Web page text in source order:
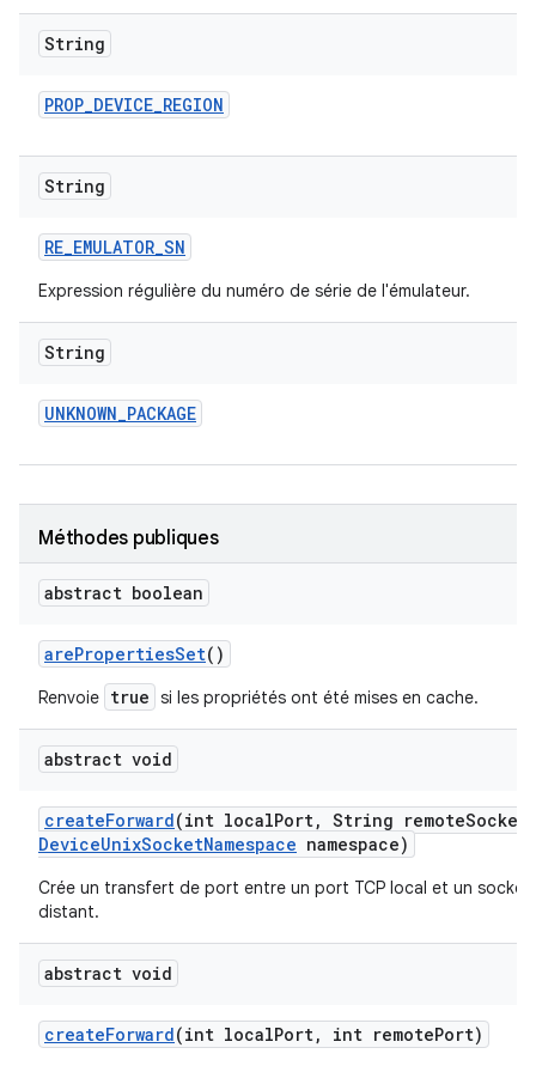
String
PROP_DEVICE_REGION
String
RE_EMULATOR_SN
Expression régulière du numéro de série de l'émulateur.
String
UNKNOWN_PACKAGE
Méthodes publiques
abstract boolean
arePropertiesSet()
Renvoie true si les propriétés ont été mises en cache.
abstract void
createForward(int localPort, String remoteSocket
DeviceUnixSocketNamespace namespace)
Crée un transfert de port entre un port TCP local et un socket
distant.
abstract void
createForward(int localPort, int remotePort)